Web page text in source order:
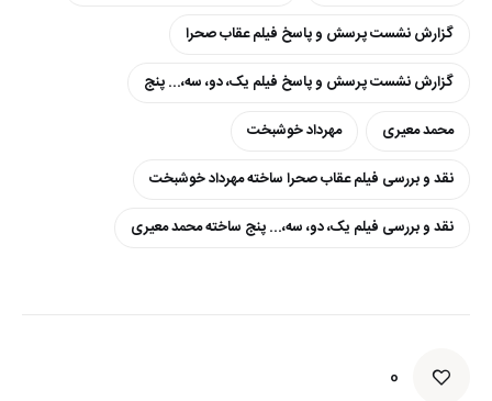
گزارش نشست پرسش و پاسخ فیلم عقاب صحرا
گزارش نشست پرسش و پاسخ فیلم یک، دو، سه،... پنج
محمد معیری
مهرداد خوشبخت
نقد و بررسی فیلم عقاب صحرا ساخته‎ مهرداد خوشبخت
نقد و بررسی فیلم یک، دو، سه،... پنج ساخته محمد معیری
0